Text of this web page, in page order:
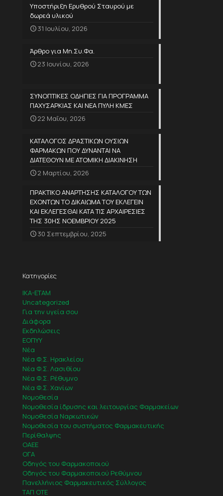
Υποστήριξη Ερυθρού Σταυρού με
δωρεά υλικού
31 Ιουλίου, 2026
Άρθρο για Μη.Συ.Φα.
23 Ιουνίου, 2026
ΣΥΝΟΠΤΙΚΕΣ ΟΔΗΓΙΕΣ ΓΙΑ ΠΡΟΓΡΑΜΜΑ
ΠΑΧΥΣΑΡΚΙΑΣ ΚΑΙ ΝΕΑ ΠΥΛΗ ΚΜΕΣ
22 Μαΐου, 2026
ΚΑΤΑΛΟΓΟΣ ΔΡΑΣΤΙΚΩΝ ΟΥΣΙΩΝ
ΦΑΡΜΑΚΩΝ ΠΟΥ ΔΥΝΑΝΤΑΙ ΝΑ
ΔΙΑΤΕΘΟΥΝ ΜΕ ΑΤΟΜΙΚΗ ΔΙΑΚΙΝΗΣΗ
2 Μαρτίου, 2026
ΠΡΑΚΤΙΚΟ ΑΝΑΡΤΗΣΗΣ ΚΑΤΑΛΟΓΟΥ ΤΩΝ
ΕΧΟΝΤΩΝ ΤΟ ΔΙΚΑΙΩΜΑ ΤΟΥ ΕΚΛΕΓΕΙΝ
ΚΑΙ ΕΚΛΕΓΕΣΘΑΙ ΚΑΤΑ ΤΙΣ ΑΡΧΑΙΡΕΣΙΕΣ
ΤΗΣ 30ΗΣ ΝΟΕΜΒΡΙΟΥ 2025
30 Σεπτεμβρίου, 2025
Κατηγορίες
IKA-ETAM
Uncategorized
Για την υγεία σου
Διάφορα
Εκδηλώσεις
ΕΟΠΥΥ
Νέα
Νέα Φ.Σ. Ηρακλείου
Νέα Φ.Σ. Λασιθίου
Νέα Φ.Σ. Ρέθυμνο
Νέα Φ.Σ. Χανίων
Νομοθεσία
Νομοθεσία ίδρυσης και λειτουργίας Φαρμακείων
Νομοθεσία Ναρκωτικών
Νομοθεσία του συστήματος Φαρμακευτικής
Περίθαλψης
ΟΑΕΕ
ΟΓΑ
Οδηγός του Φαρμακοποιού
Οδηγός του Φαρμακοποιού Ρεθύμνου
Πανελλήνιος Φαρμακευτικός Σύλλογος
ΤΑΠ ΟΤΕ